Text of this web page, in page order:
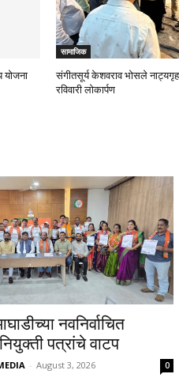
योजना
सामाजिक
संगीतसूर्य केशवराव भोसले
रविवारी लोकार्पण
नवनिर्वाचित
नियुक्ती पत्रांचे वाटप
- August 3, 2026 0